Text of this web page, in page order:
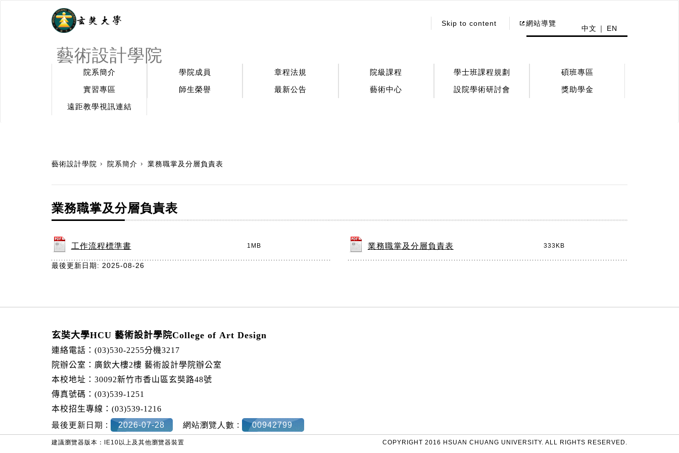
藝術設計學院
Skip to content 網站導覽
中文 EN
院系簡介 學院成員 章程法規 院級課程 學士班課程規劃
碩班專區
實習專區
師生榮譽 最新公告 藝術中心 設院學術研討會
獎助學金
遠距教學視訊連結
藝術設計學院 院系簡介 業務職掌及分層負責表
業務職掌及分層負責表
工作流程標準書 1MB 業務職掌及分層負責表 333KB
最後更新日期: 2025-08-26
玄奘大學HCU 藝術設計學院College of Art Design
連絡電話：(03)530-2255分機3217
院辦公室：廣欽大樓2樓 藝術設計學院辦公室
本校地址：30092新竹市香山區玄奘路48號
傳真號碼：(03)539-1251
本校招生專線：(03)539-1216
最後更新日期 :
2026-07-28 網站瀏覽人數 : 00942799
建議瀏覽器版本：IE10以上及其他瀏覽器裝置 COPYRIGHT 2016 HSUAN CHUANG UNIVERSITY. ALL RIGHTS RESERVED.